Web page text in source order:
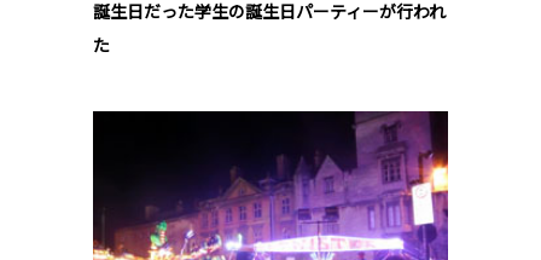
誕生日だった学生の誕生日パーティーが行われ
た